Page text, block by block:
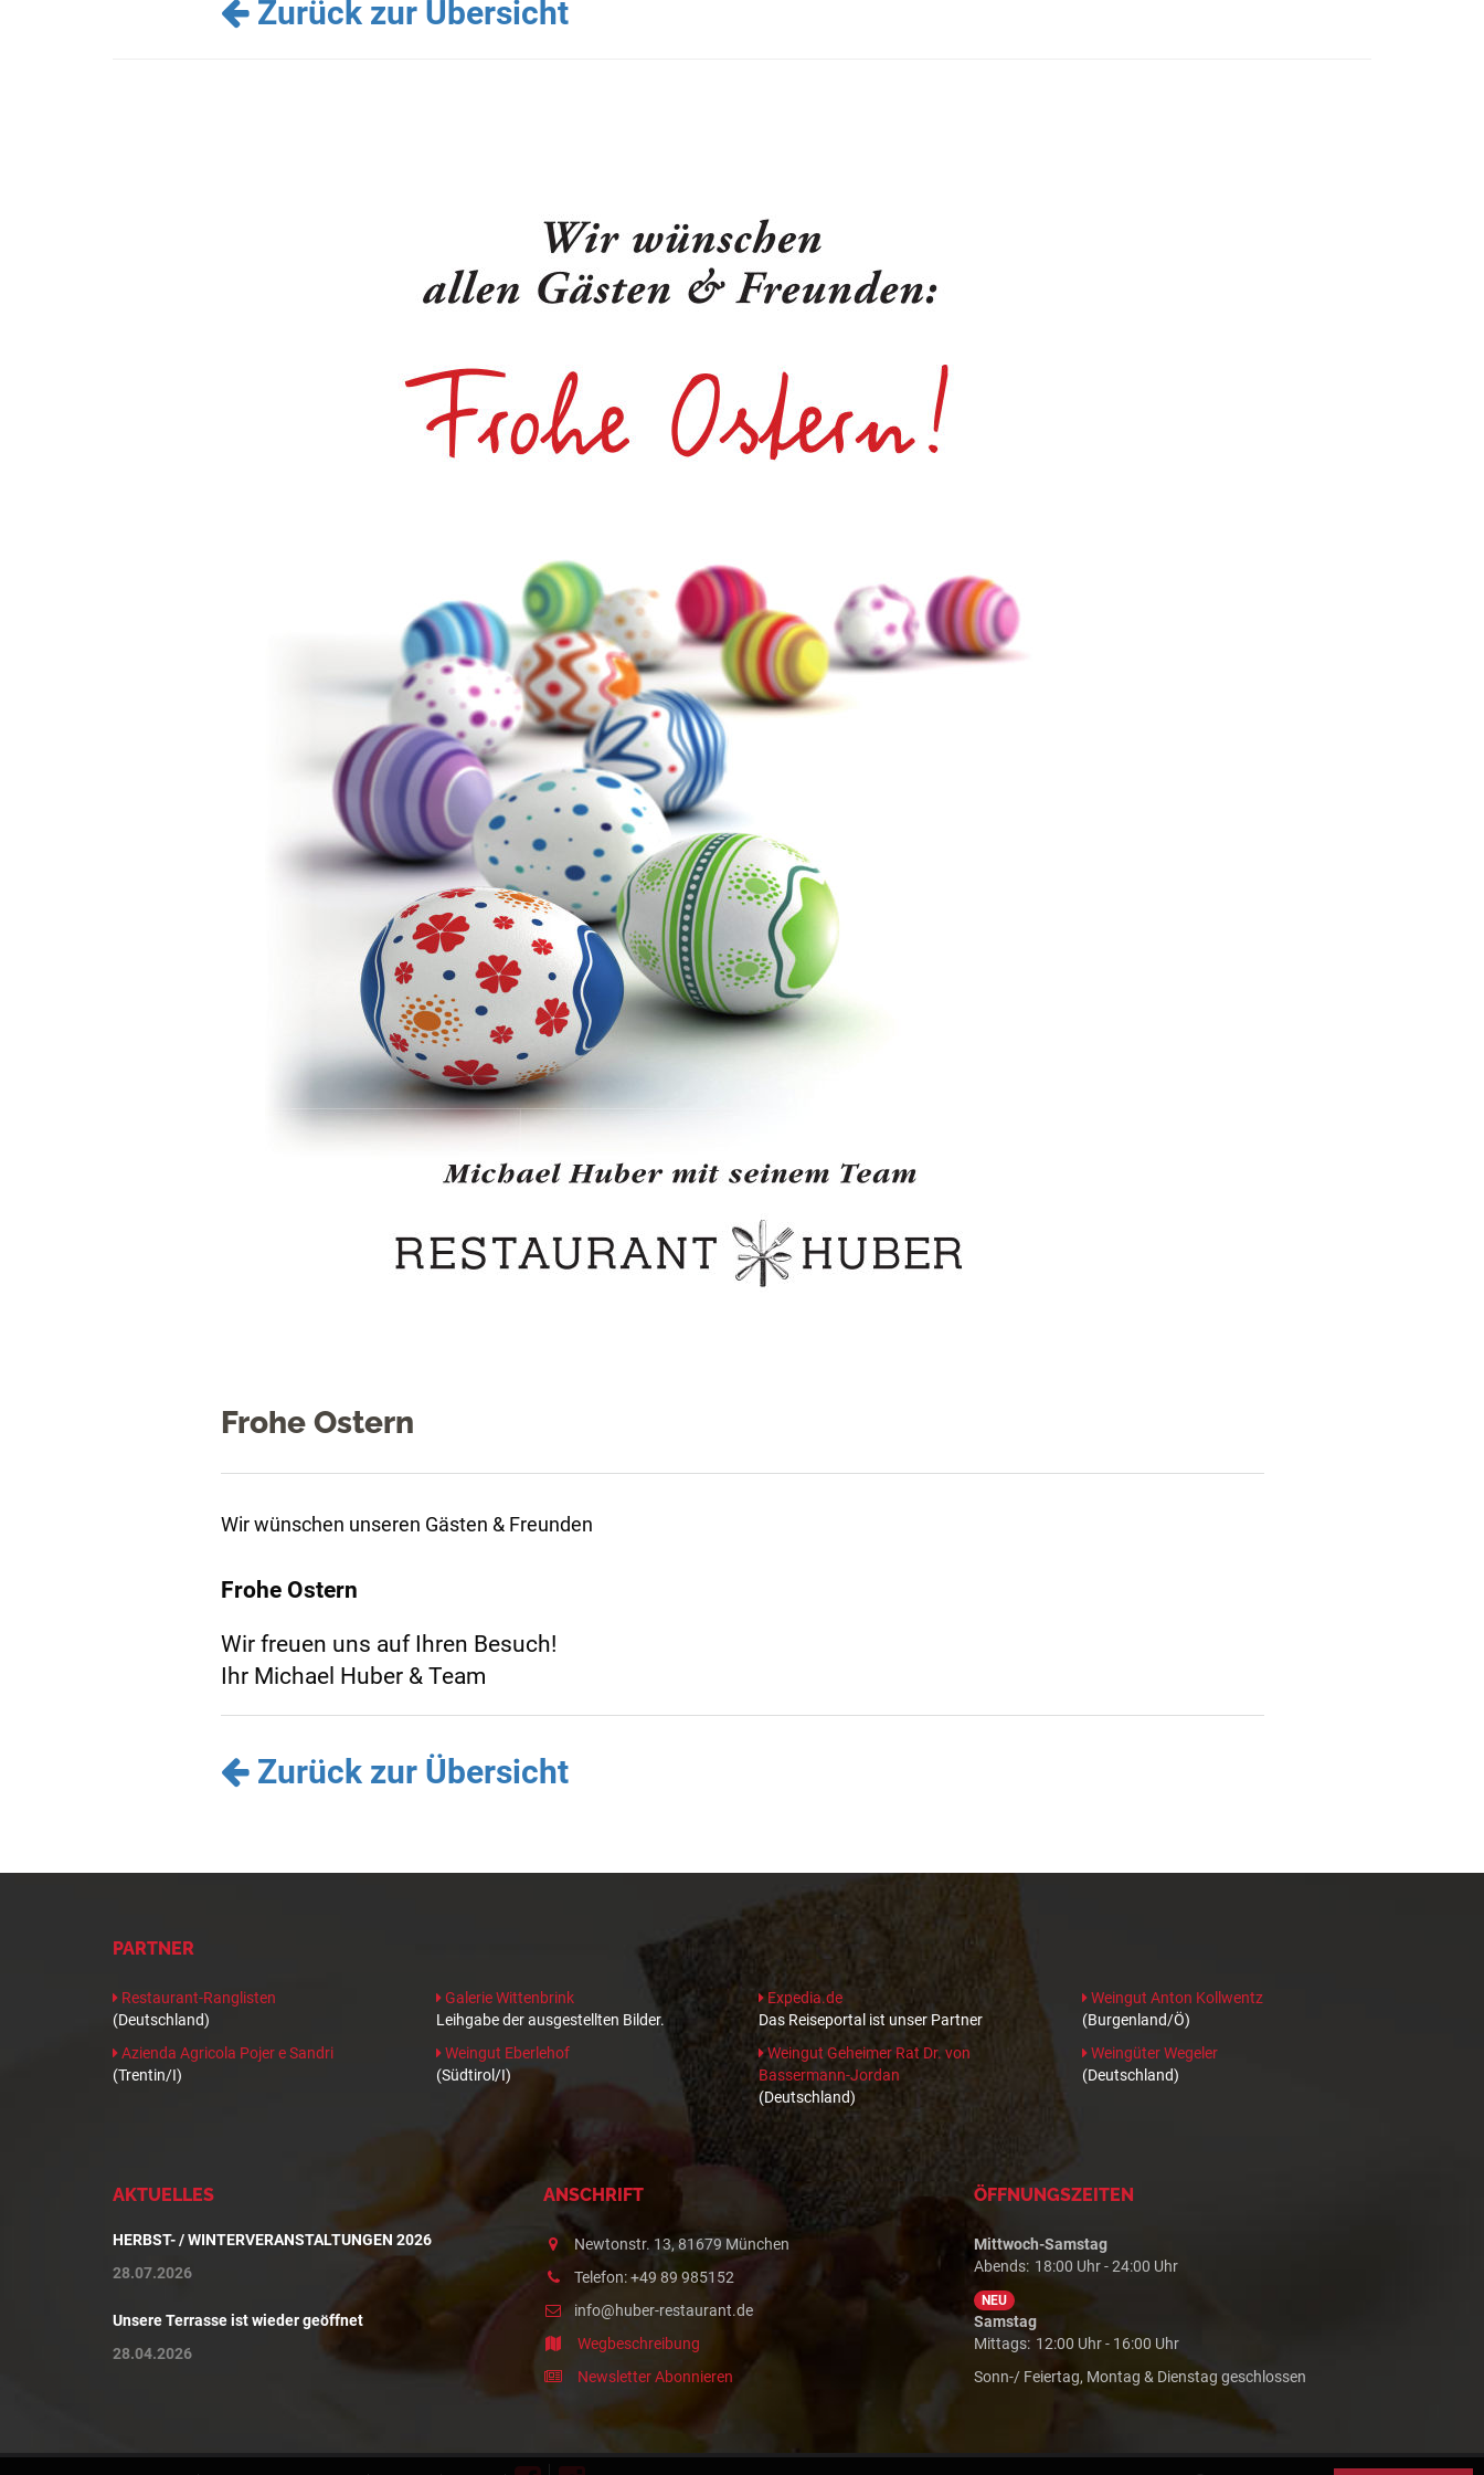
Zurück zur Übersicht
Frohe Ostern
Wir wünschen unseren Gästen & Freunden
Frohe Ostern
Wir freuen uns auf Ihren Besuch!
Ihr Michael Huber & Team
Zurück zur Übersicht
PARTNER
Restaurant-Ranglisten
(Deutschland)
Galerie Wittenbrink
Leihgabe der ausgestellten Bilder.
Expedia.de
Das Reiseportal ist unser Partner
Weingut Anton Kollwentz
(Burgenland/Ö)
Azienda Agricola Pojer e Sandri
(Trentin/I)
Weingut Eberlehof
(Südtirol/I)
Weingut Geheimer Rat Dr. von
Bassermann-Jordan
(Deutschland)
Weingüter Wegeler
(Deutschland)
AKTUELLES
HERBST- / WINTERVERANSTALTUNGEN 2026
28.07.2026
Unsere Terrasse ist wieder geöffnet
28.04.2026
ANSCHRIFT
Newtonstr. 13, 81679 München
Telefon: +49 89 985152
info@huber-restaurant.de
Wegbeschreibung
Newsletter Abonnieren
ÖFFNUNGSZEITEN
Mittwoch-Samstag
Abends: 18:00 Uhr - 24:00 Uhr
NEU
Samstag
Mittags: 12:00 Uhr - 16:00 Uhr
Sonn-/ Feiertag, Montag & Dienstag geschlossen